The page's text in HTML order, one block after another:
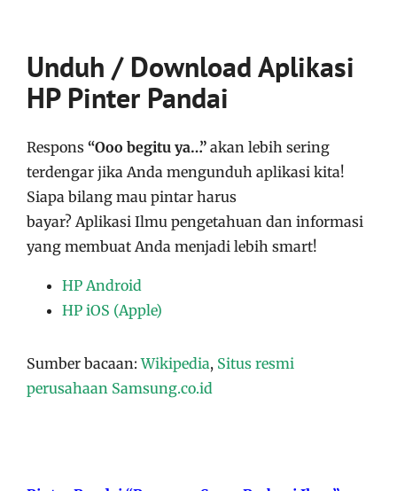
Unduh / Download Aplikasi
HP Pinter Pandai
Respons “Ooo begitu ya…” akan lebih sering
terdengar jika Anda mengunduh aplikasi kita!
Siapa bilang mau pintar harus
bayar? Aplikasi Ilmu pengetahuan dan informasi
yang membuat Anda menjadi lebih smart!
HP Android
HP iOS (Apple)
Sumber bacaan:Wikipedia, Situs resmi
perusahaan Samsung.co.id